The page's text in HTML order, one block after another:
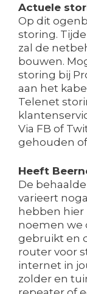
Actuele
Op dit
storing.
zal de
bouwen.
storing bij
aan het
Telenet
Via FB of
gehouden
Heeft
De
varieert
hebben hier
noemen we
gebruikt en
router voor
internet in
zolder en